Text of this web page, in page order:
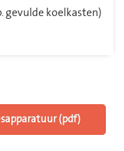
gevulde koelkasten)
(pdf)